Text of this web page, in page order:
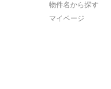
物件名から探す
マイページ